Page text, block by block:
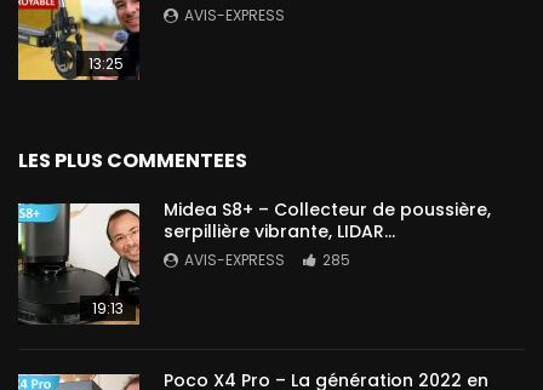
13:25
AVIS-EXPRESS
LES PLUS COMMENTEES
19:13
Midea S8+ – Collecteur de poussière,
serpillière vibrante, LIDAR…
AVIS-EXPRESS 285
Poco X4 Pro – La génération 2022 en